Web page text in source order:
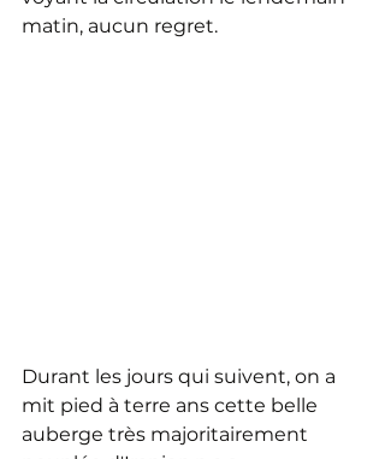
matin, aucun regret.
Durant les jours qui suivent, on a
mit pied à terre ans cette belle
auberge très majoritairement